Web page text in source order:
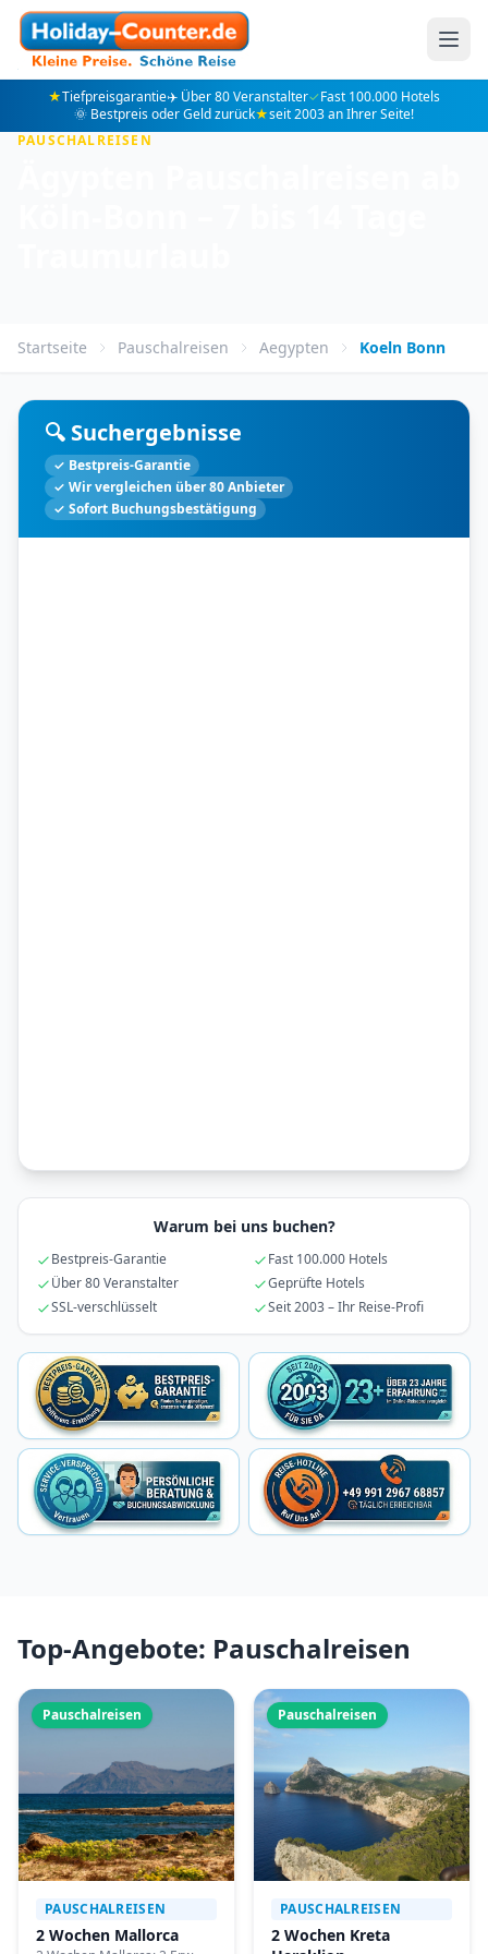
★Tiefpreisgarantie✈️ Über 80 Veranstalter✓Fast 100.000 Hotels
🌞 Bestpreis oder Geld zurück★seit 2003 an Ihrer Seite!
PAUSCHALREISEN
Startseite Pauschalreisen Aegypten Koeln Bonn
🔍 Suchergebnisse
✓ Bestpreis-Garantie
✓ Wir vergleichen über 80 Anbieter
✓ Sofort Buchungsbestätigung
Warum bei uns buchen?
Bestpreis-Garantie
Fast 100.000 Hotels
Über 80 Veranstalter
Geprüfte Hotels
SSL-verschlüsselt
Seit 2003 – Ihr Reise-Profi
Top-Angebote: Pauschalreisen
Pauschalreisen
PAUSCHALREISEN
2 Wochen Mallorca
Pauschalreisen
PAUSCHALREISEN
2 Wochen Kreta